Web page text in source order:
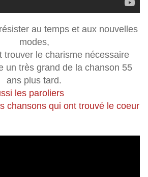
au temps et aux nouvelles
modes,
trouver le charisme nécessaire
un très grand de la chanson 55
ans plus tard.
les paroliers
chansons qui ont trouvé le coeur